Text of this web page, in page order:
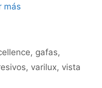
más
, gafas,
, varilux, vista